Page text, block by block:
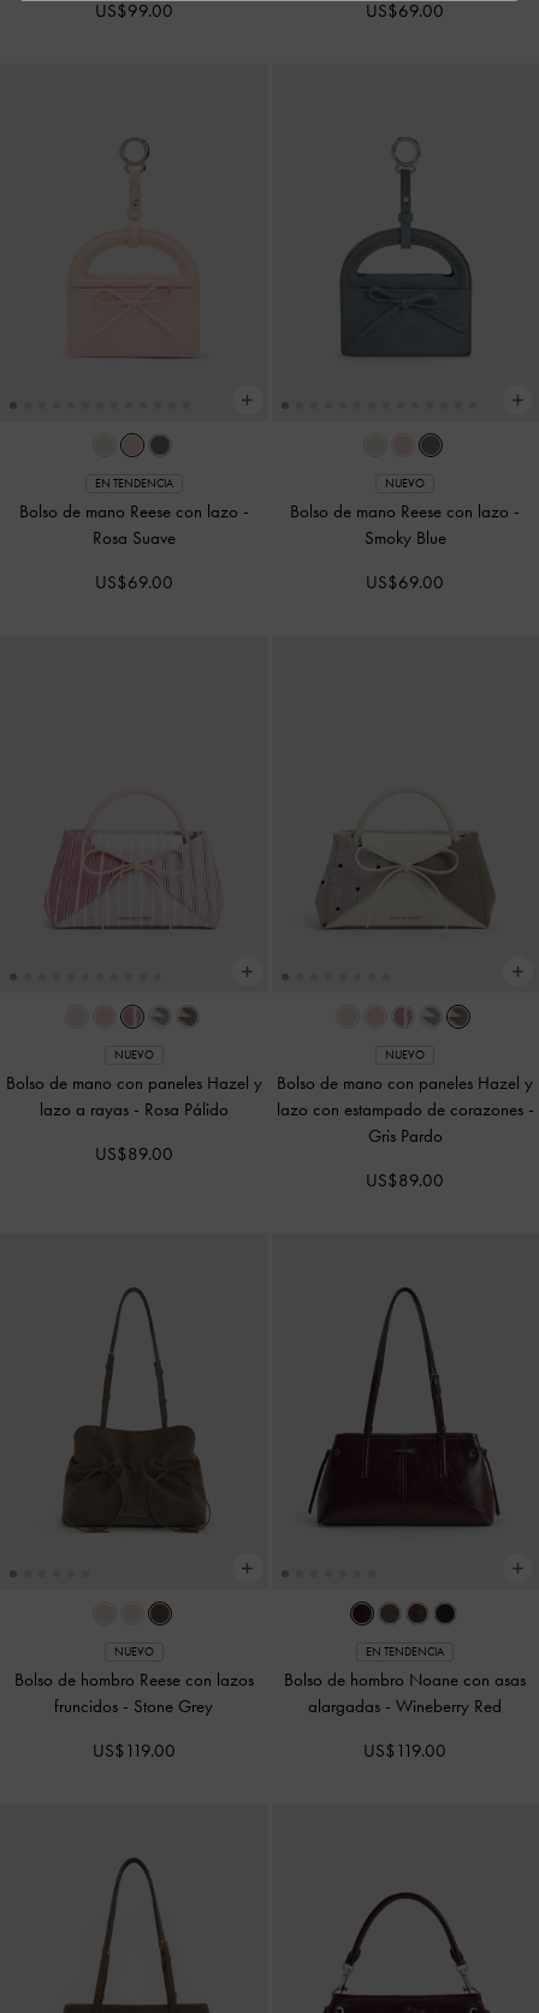
US$99.00 US$69.00
EN TENDENCIA
Bolso de mano Reese con lazo -
Rosa Suave
US$69.00
NUEVO
Bolso de mano Reese con lazo -
Smoky Blue
US$69.00
NUEVO
Bolso de mano con paneles Hazel y
lazo a rayas - Rosa Pálido
US$89.00
NUEVO
Bolso de mano con paneles Hazel y
lazo con estampado de corazones -
Gris Pardo
US$89.00
NUEVO
Bolso de hombro Reese con lazos
fruncidos - Stone Grey
US$119.00
EN TENDENCIA
Bolso de hombro Noane con asas
alargadas -Wineberry Red
US$119.00